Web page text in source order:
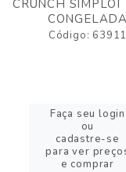
CRUNCH
CONGELADA
Código: 63911
Faça seu login
ou
cadastre-se
para ver
e comprar